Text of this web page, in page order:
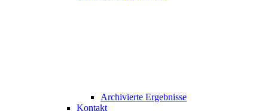
Archivierte Ergebnisse
Kontakt